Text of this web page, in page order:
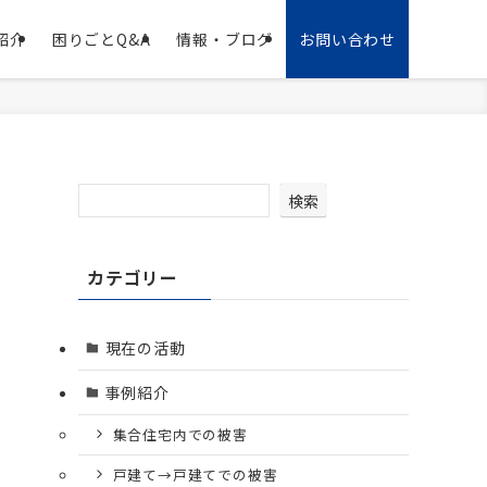
介 困りごとQ&A 情報・ブログ お問い合わせ
検索
カテゴリー
現在の活動
事例紹介
集合住宅内での被害
戸建て→戸建てでの被害